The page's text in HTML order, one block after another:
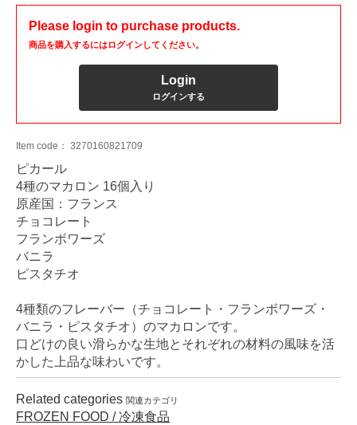
Please login to purchase products.
商品を購入するにはログインしてください。
Login
ログインする
Item code： 3270160821709
ピカール
4種のマカロン 16個入り
原産国：フランス
チョコレート
フランボワーズ
バニラ
ピスタチオ
4種類のフレーバー（チョコレート・フランボワーズ・
バニラ・ピスタチオ）のマカロンです。
口どけの良い滑らかな生地とそれぞれの材料の風味を活
かした上品な味わいです。
Related categories 関連カテゴリ
FROZEN FOOD / 冷凍食品